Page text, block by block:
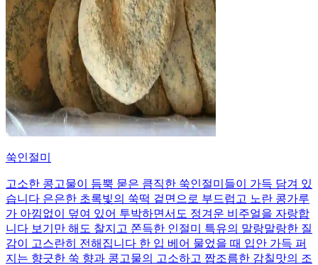
쑥인절미
고소한 콩고물이 듬뿍 묻은 큼직한 쑥인절미들이 가득 담겨 있
습니다 은은한 초록빛의 쑥떡 겉면으로 부드럽고 노란 콩가루
가 아낌없이 덮여 있어 투박하면서도 정겨운 비주얼을 자랑합
니다 보기만 해도 찰지고 쫀득한 인절미 특유의 말랑말랑한 질
감이 고스란히 전해집니다 한 입 베어 물었을 때 입안 가득 퍼
지는 향긋한 쑥 향과 콩고물의 고소하고 짭조름한 감칠맛의 조